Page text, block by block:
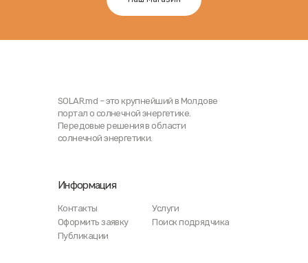
SOLAR.md – это крупнейший в Молдове
портал о солнечной энергетике.
Передовые решения в области
солнечной энергетики.
Информация
Контакты
Услуги
Оформить заявку
Поиск подрядчика
Публикации